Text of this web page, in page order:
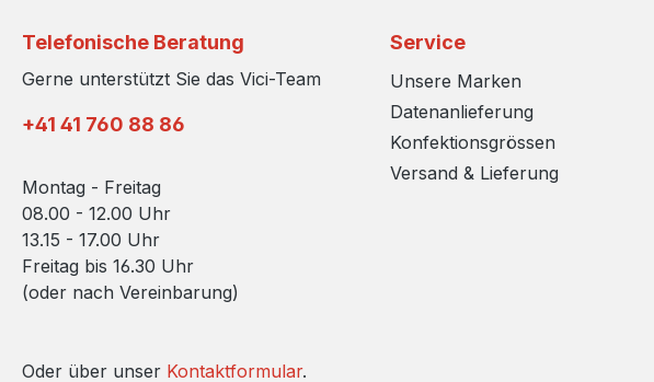
Telefonische Beratung
Gerne unterstützt Sie das Vici-Team
+41 41 760 88 86
Montag - Freitag
08.00 - 12.00 Uhr
13.15 - 17.00 Uhr
Freitag bis 16.30 Uhr
(oder nach Vereinbarung)
Oder über unser Kontaktformular.
Service
Unsere Marken
Datenanlieferung
Konfektionsgrössen
Versand & Lieferung